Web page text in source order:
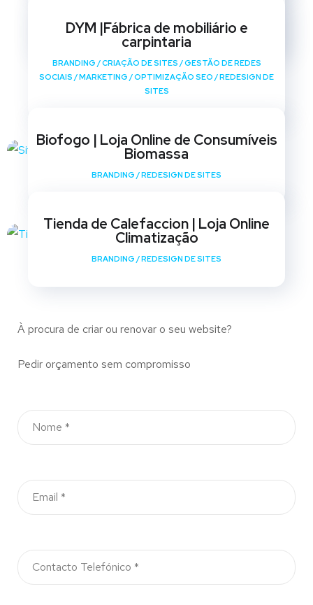
SITES
DYM |Fábrica de mobiliário e
carpintaria
BRANDING /CRIAÇÃO DE SITES /GESTÃO DE REDES
SOCIAIS /MARKETING /OPTIMIZAÇÃO SEO /REDESIGN DE
SITES
Biofogo | Loja Online de Consumíveis
Biomassa
BRANDING /REDESIGN DE SITES
Tienda de Calefaccion | Loja Online
Climatização
BRANDING /REDESIGN DE SITES
À procura de criar ou renovar o seu website?
Pedir orçamento sem compromisso